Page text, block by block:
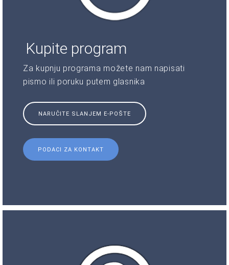
Kupite program
Za kupnju programa možete nam napisati
pismo ili poruku putem glasnika
NARUČITE SLANJEM E-POŠTE
PODACI ZA KONTAKT